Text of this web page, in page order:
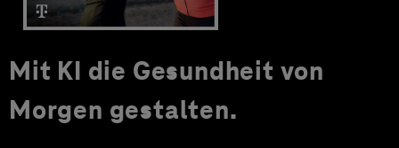
Mit KI die Gesundheit von
Morgen gestalten.